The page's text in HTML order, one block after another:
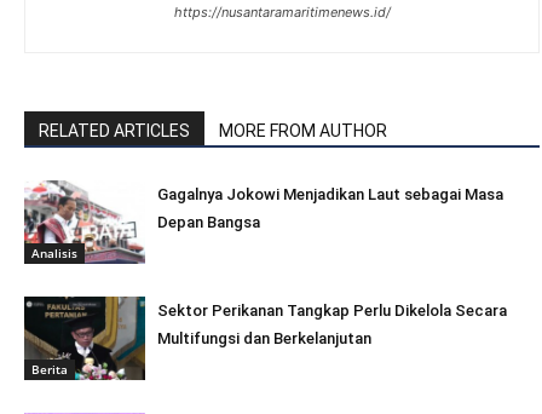
https://nusantaramaritimenews.id/
RELATED ARTICLES MORE FROM AUTHOR
Analisis
Gagalnya Jokowi Menjadikan Laut sebagai Masa
Depan Bangsa
Berita
Sektor Perikanan Tangkap Perlu Dikelola Secara
Multifungsi dan Berkelanjutan